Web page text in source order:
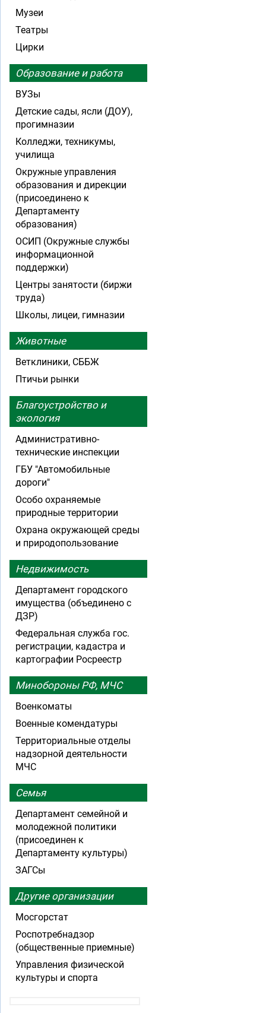
Музеи
Театры
Цирки
Образование и работа
ВУЗы
Детские сады, ясли (ДОУ),
прогимназии
Колледжи, техникумы,
училища
Окружные управления
образования и дирекции
(присоединено к
Департаменту
образования)
ОСИП (Окружные службы
информационной
поддержки)
Центры занятости (биржи
труда)
Школы, лицеи, гимназии
Животные
Ветклиники, СББЖ
Птичьи рынки
Благоустройство и
экология
Административно-
технические инспекции
ГБУ "Автомобильные
дороги"
Особо охраняемые
природные территории
Охрана окружающей среды
и природопользование
Недвижимость
Департамент городского
имущества (объединено с
ДЗР)
Федеральная служба гос.
регистрации, кадастра и
картографии Росреестр
Минобороны РФ, МЧС
Военкоматы
Военные комендатуры
Территориальные отделы
надзорной деятельности
МЧС
Семья
Департамент семейной и
молодежной политики
(присоединен к
Департаменту культуры)
ЗАГСы
Другие организации
Мосгорстат
Роспотребнадзор
(общественные приемные)
Управления физической
культуры и спорта